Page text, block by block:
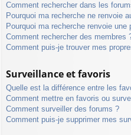
Comment rechercher dans les
Pourquoi ma recherche ne renvoie
Pourquoi ma recherche renvoie une
Comment rechercher des membres
Comment puis-je trouver mes
Surveillance et favoris
Quelle est la différence entre les
Comment mettre en favoris ou
Comment surveiller des forums ?
Comment puis-je supprimer mes